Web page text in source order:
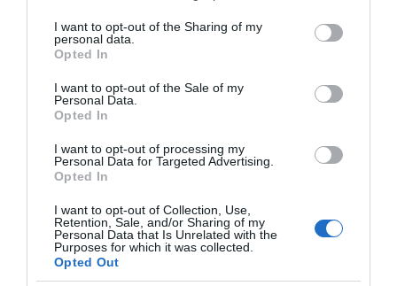
not limited to your visit or usage behaviour. You may click to
grant or deny consent to Google and its third-party tags to
use your data for below specified purposes in below Google
consent section.
I want to opt-out of the Sharing of my
personal data.
Opted In
I want to opt-out of the Sale of my
Personal Data.
Opted In
I want to opt-out of processing my
Personal Data for Targeted Advertising.
Opted In
I want to opt-out of Collection, Use,
Retention, Sale, and/or Sharing of my
Personal Data that Is Unrelated with the
Purposes for which it was collected.
Opted Out
08.08.2026 | 20:00
Εύβοια: Πότε θα γίνει ο
καθιερωμένος έρανος για το
«Στιφάδο της Παναγίας»
08.08.2026 | 19:40
Ο Αλέξης Τσίπρας παρουσιάζει το
οικονομικό πρόγραμμα της ΕΛ.Α.Σ.
στη Θεσσαλονίκη
08.08.2026 | 19:20
Κάνεις δεν ξεχνά τι έζησε η
Εύβοια πριν πέντε χρόνια
Όλες οι τελευταίες ειδήσεις